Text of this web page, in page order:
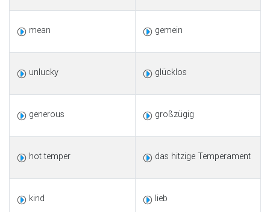
mean gemein
unlucky glücklos
generous großzügig
hot temper das hitzige Temperament
kind lieb